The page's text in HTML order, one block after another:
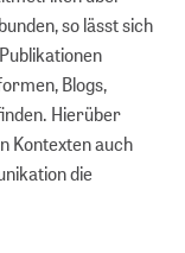
so lässt sich
Blogs,
Hierüber
Kontexten auch
die